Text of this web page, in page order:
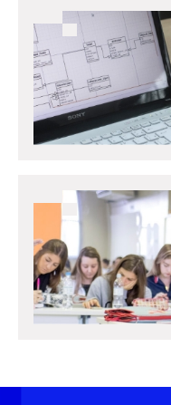
BAIXE O MAPA E ENCONTRE